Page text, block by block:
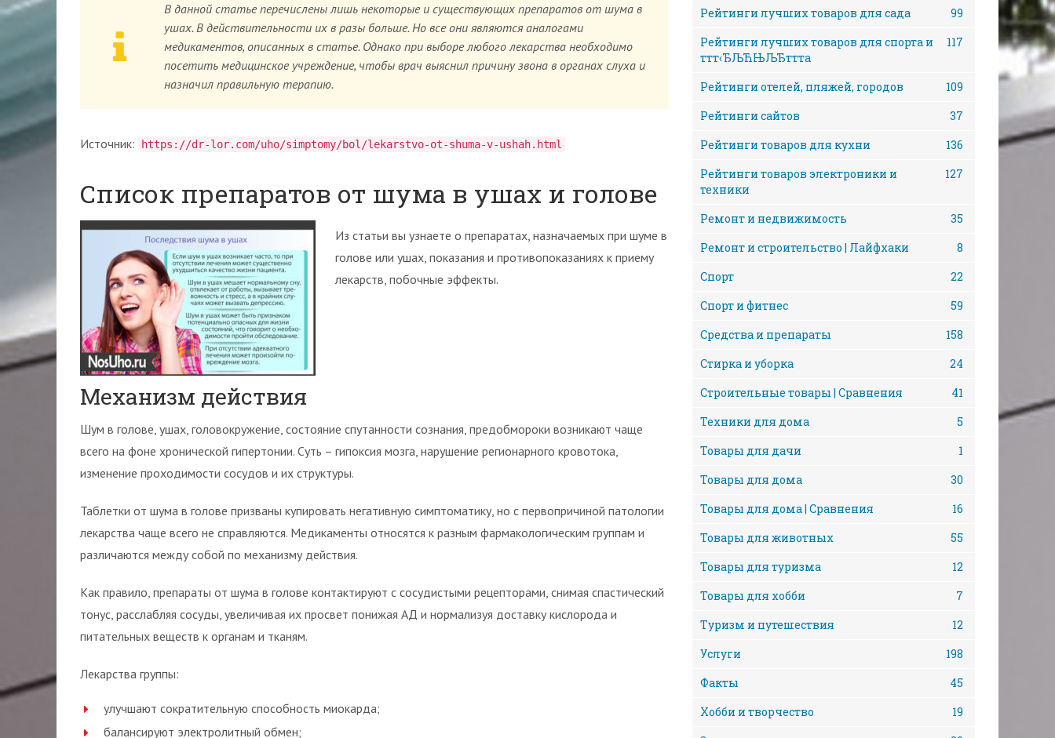
В данной статье перечислены лишь некоторые и существующих препаратов от шума в
ушах. В действительности их в разы больше. Но все они являются аналогами
медикаментов, описанных в статье. Однако при выборе любого лекарства необходимо
посетить медицинское учреждение, чтобы врач выяснил причину звона в органах слуха и
назначил правильную терапию.
Источник: https://dr-lor.com/uho/simptomy/bol/lekarstvo-ot-shuma-v-ushah.html
Список препаратов от шума в ушах и голове
Из статьи вы узнаете о препаратах, назначаемых при шуме в
голове или ушах, показания и противопоказаниях к приему
лекарств, побочные эффекты.
Механизм действия
Шум в голове, ушах, головокружение, состояние спутанности сознания, предобмороки возникают чаще
всего на фоне хронической гипертонии. Суть – гипоксия мозга, нарушение регионарного кровотока,
изменение проходимости сосудов и их структуры.
Таблетки от шума в голове призваны купировать негативную симптоматику, но с первопричиной патологии
лекарства чаще всего не справляются. Медикаменты относятся к разным фармакологическим группам и
различаются между собой по механизму действия.
Как правило, препараты от шума в голове контактируют с сосудистыми рецепторами, снимая спастический
тонус, расслабляя сосуды, увеличивая их просвет понижая АД и нормализуя доставку кислорода и
питательных веществ к органам и тканям.
Лекарства группы:
улучшают сократительную способность миокарда;
балансируют электролитный обмен;
Рейтинги лучших товаров для сада
99
Рейтинги лучших товаров для спорта и
ттт‹ЂЉЋЊЉЂттта
117
Рейтинги отелей, пляжей, городов
109
Рейтинги сайтов
37
Рейтинги товаров для кухни
136
Рейтинги товаров электроники и
техники
127
Ремонт и недвижимость
35
Ремонт и строительство | Лайфхаки
8
Спорт
22
Спорт и фитнес
59
Средства и препараты
158
Стирка и уборка
24
Строительные товары | Сравнения
41
Техники для дома
5
Товары для дачи
1
Товары для дома
30
Товары для дома | Сравнения
16
Товары для животных
55
Товары для туризма
12
Товары для хобби
7
Туризм и путешествия
12
Услуги
198
Факты
45
Хобби и творчество
19